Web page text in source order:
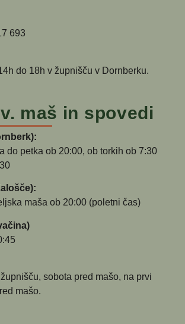
693
do 18h v župnišču v Dornberku.
maš in spovedi
do petka ob 20:00, ob torkih ob 7:30
maša ob 20:00 (poletni čas)
sobota pred mašo, na prvi
mašo.